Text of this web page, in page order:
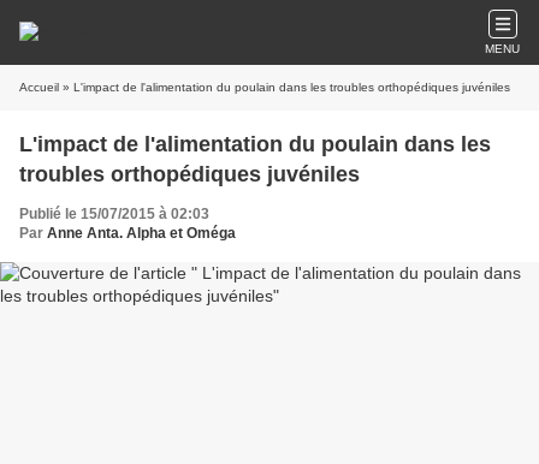
MENU
Accueil » L'impact de l'alimentation du poulain dans les troubles orthopédiques juvéniles
L'impact de l'alimentation du poulain dans les
troubles orthopédiques juvéniles
Publié le 15/07/2015 à 02:03
Par Anne Anta. Alpha et Oméga